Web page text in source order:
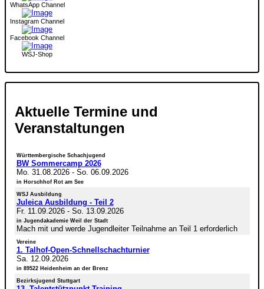
WhatsApp Channel
Instagram Channel
Facebook Channel
WSJ-Shop
Aktuelle Termine und
Veranstaltungen
Württembergische Schachjugend
BW Sommercamp 2026
Mo. 31.08.2026- So. 06.09.2026
in Horschhof Rot am See
WSJ Ausbildung
Juleica Ausbildung - Teil 2
Fr. 11.09.2026- So. 13.09.2026
in Jugendakademie Weil der Stadt
Mach mit und werde Jugendleiter Teilnahme an Teil 1 erforderlich
Vereine
1. Talhof-Open-Schnellschachturnier
Sa. 12.09.2026
in 89522 Heidenheim an der Brenz
Bezirksjugend Stuttgart